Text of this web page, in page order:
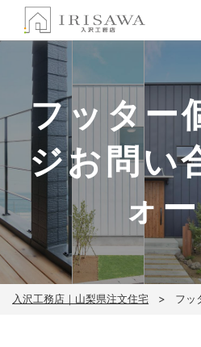
フッター
ジお問い
ォ
入沢工務店｜山梨県注文住宅 フッ